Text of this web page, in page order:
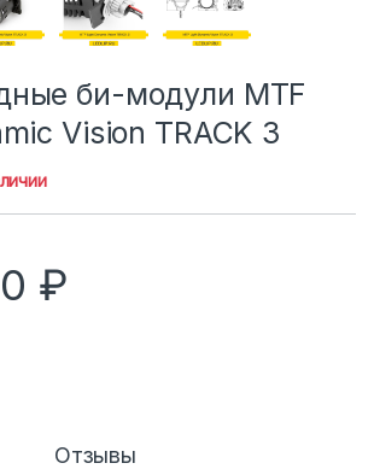
би-модули MTF
Vision TRACK 3
₽
Отзывы